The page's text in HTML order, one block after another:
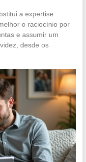
a expertise
o raciocínio por
e assumir um
desde os